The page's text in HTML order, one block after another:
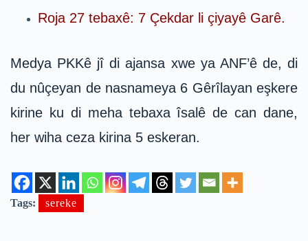
Roja 27 tebaxê: 7 Çekdar li çiyayê Garê.
Medya PKKê jî di ajansa xwe ya ANF’ê de, di
du nûçeyan de nasnameya 6 Gêrîlayan eşkere
kirine ku di meha tebaxa îsalê de can dane,
her wiha ceza kirina 5 eskeran.
Tags: sereke